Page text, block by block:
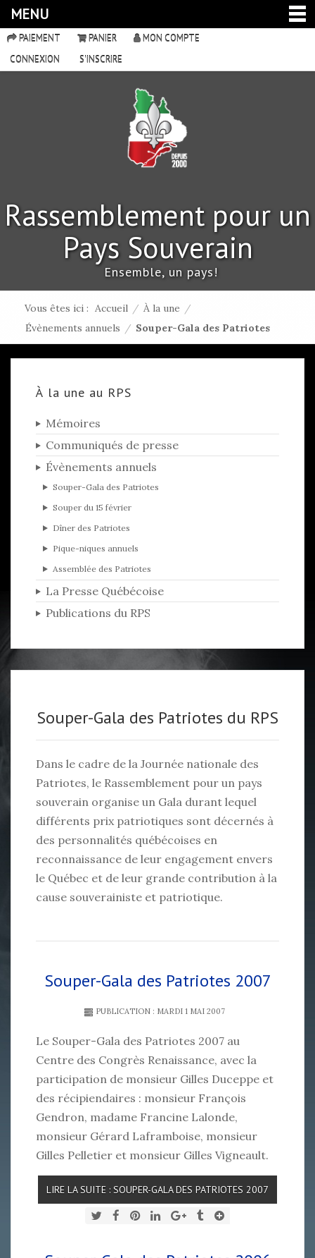
MENU
PAIEMENT PANIER
MON COMPTE
CONNEXION
S'INSCRIRE
Rassemblement pour un
Pays Souverain
Ensemble, un pays!
Vous êtes ici : Accueil / À la une /
Évènements annuels / Souper-Gala des Patriotes
À la une au RPS
Mémoires
Communiqués de presse
Évènements annuels
Souper-Gala des Patriotes
Souper du 15 février
Dîner des Patriotes
Pique-niques annuels
Assemblée des Patriotes
La Presse Québécoise
Publications du RPS
Souper-Gala des Patriotes du RPS
Dans le cadre de la Journée nationale des
Patriotes, le Rassemblement pour un pays
souverain organise un Gala durant lequel
différents prix patriotiques sont décernés à
des personnalités québécoises en
reconnaissance de leur engagement envers
le Québec et de leur grande contribution à la
cause souverainiste et patriotique.
Souper-Gala des Patriotes 2007
PUBLICATION : MARDI 1 MAI 2007
Le Souper-Gala des Patriotes 2007 au
Centre des Congrès Renaissance, avec la
participation de monsieur Gilles Duceppe et
des récipiendaires : monsieur François
Gendron, madame Francine Lalonde,
monsieur Gérard Laframboise, monsieur
Gilles Pelletier et monsieur Gilles Vigneault.
LIRE LA SUITE : SOUPER-GALA DES PATRIOTES 2007